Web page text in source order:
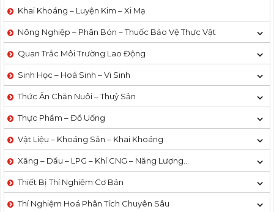
Khai Khoáng – Luyện Kim – Xi Mạ
Nông Nghiệp – Phân Bón – Thuốc Bảo Vệ Thực Vật
Quan Trắc Môi Trường Lao Động
Sinh Học – Hoá Sinh – Vi Sinh
Thức Ăn Chăn Nuôi – Thuỷ Sản
Thực Phẩm – Đồ Uống
Vật Liệu – Khoáng Sản – Khai Khoáng
Xăng – Dầu – LPG – Khí CNG – Năng Lượng…
Thiết Bị Thí Nghiệm Cơ Bản
Thí Nghiệm Hoá Phân Tích Chuyên Sâu